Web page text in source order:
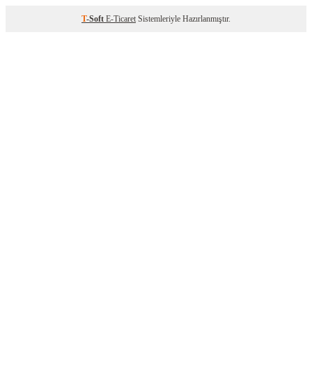
T-Soft E-Ticaret Sistemleriyle Hazırlanmıştır.